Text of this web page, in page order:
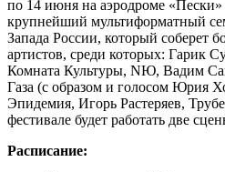
по 14 июня на аэродроме
крупнейший мультиформатный
Запада России, который соберет
артистов, среди которых: Гарик
Комната Культуры, NЮ, Вадим
Газа (с образом и голосом Юрия
Эпидемия, Игорь Растеряев,
фестивале будет работать две
Расписание: